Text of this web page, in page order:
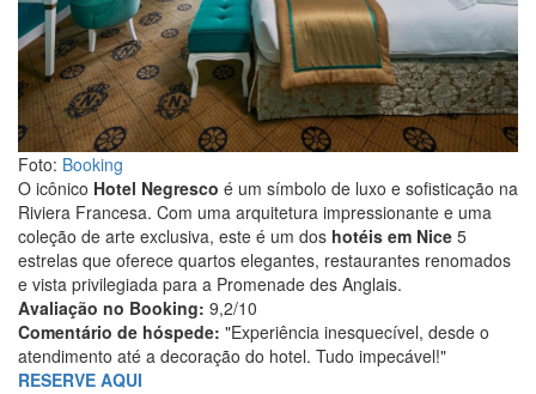
Foto: Booking
O icônico Hotel Negresco é um símbolo de luxo e sofisticação na
Riviera Francesa. Com uma arquitetura impressionante e uma
coleção de arte exclusiva, este é um dos hotéis em Nice 5
estrelas que oferece quartos elegantes, restaurantes renomados
e vista privilegiada para a Promenade des Anglais.
Avaliação no Booking: 9,2/10
Comentário de hóspede: "Experiência inesquecível, desde o
atendimento até a decoração do hotel. Tudo impecável!"
RESERVE AQUI